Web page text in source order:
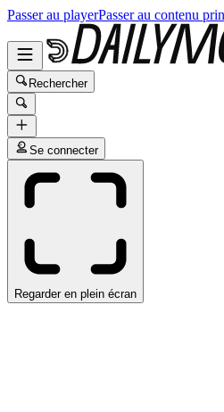
Passer au playerPasser au contenu
Rechercher
Se connecter
Regarder en plein écran